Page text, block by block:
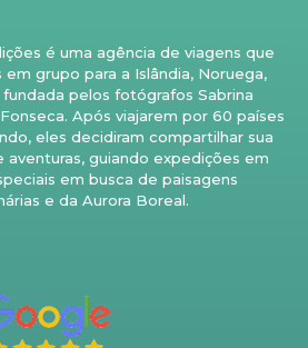
é uma agência de viagens que
grupo para a Islândia, Noruega,
fundada pelos fotógrafos Sabrina
Após viajarem por 60 países
eles decidiram compartilhar sua
aventuras, guiando expedições em
em busca de paisagens
e da Aurora Boreal.